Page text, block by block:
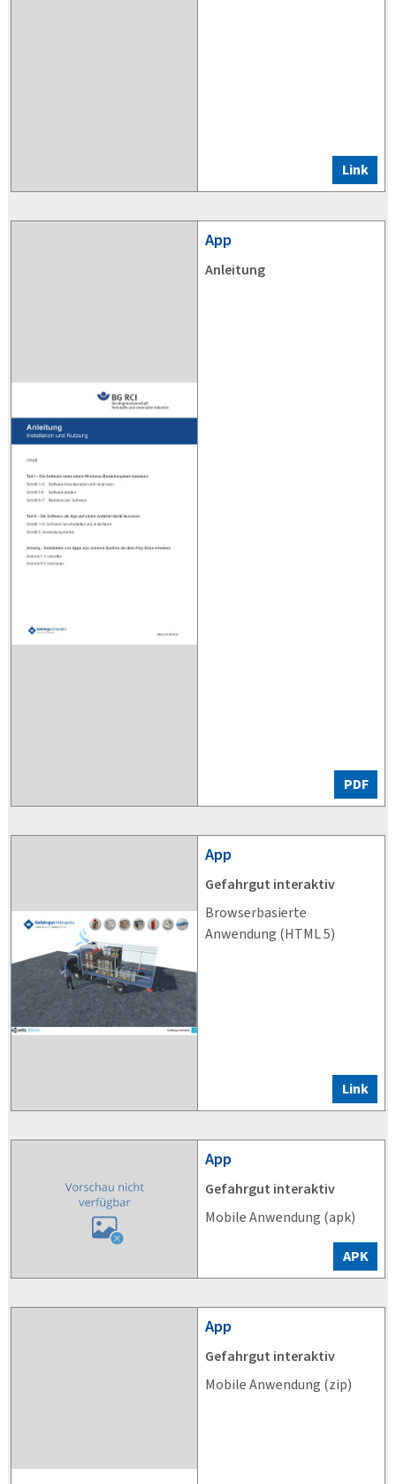
Link
App
Anleitung
PDF
App
Gefahrgut interaktiv
Browserbasierte
Anwendung (HTML 5)
Link
App
Gefahrgut interaktiv
Mobile Anwendung (apk)
APK
App
Gefahrgut interaktiv
Mobile Anwendung (zip)